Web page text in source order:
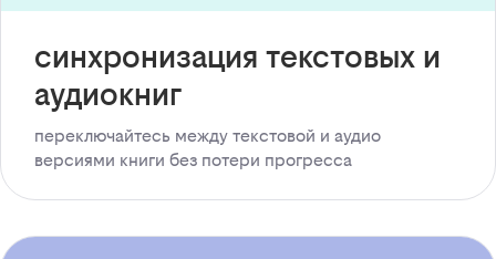
синхронизация текстовых и
аудиокниг
переключайтесь между текстовой и аудио
версиями книги без потери прогресса